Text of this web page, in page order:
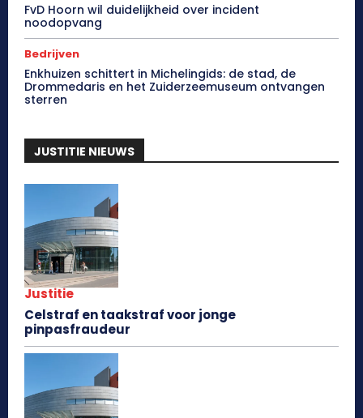
FvD Hoorn wil duidelijkheid over incident
noodopvang
Bedrijven
Enkhuizen schittert in Michelingids: de stad, de
Drommedaris en het Zuiderzeemuseum ontvangen
sterren
JUSTITIE NIEUWS
Justitie
Celstraf en taakstraf voor jonge
pinpasfraudeur